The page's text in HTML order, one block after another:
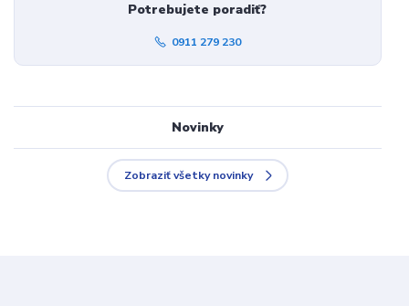
Potrebujete poradiť?
0911 279 230
Novinky
Zobraziť všetky novinky